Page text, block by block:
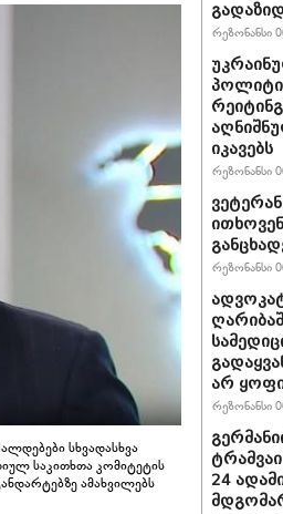
სხვადასხვა
საკითხთა კომიტეტის
ამახვილებს
რეზონანსი
იკავებს
რეზონანსი
რეზონანსი
არ
რეზონანსი
24